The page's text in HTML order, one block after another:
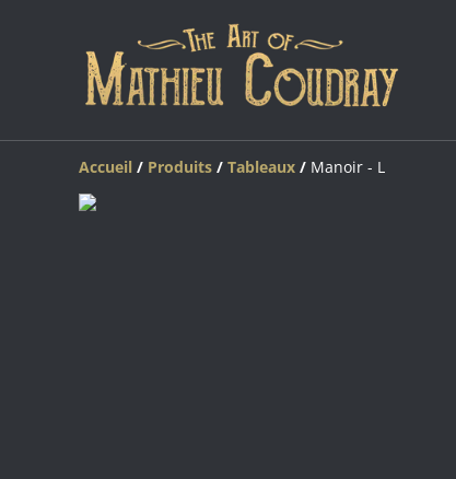
Accueil / Produits / Tableaux / Manoir - L